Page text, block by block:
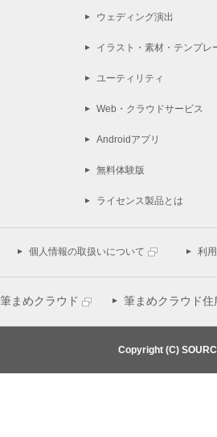
ウェディング演出
イラスト・素材・テンプレ
ユーティリティ
Web・クラウドサービス
Androidアプリ
無料体験版
ライセンス製品とは
個人情報の取扱いについて 利
筆まめクラウド 筆まめクラウド住
Copyright (C)